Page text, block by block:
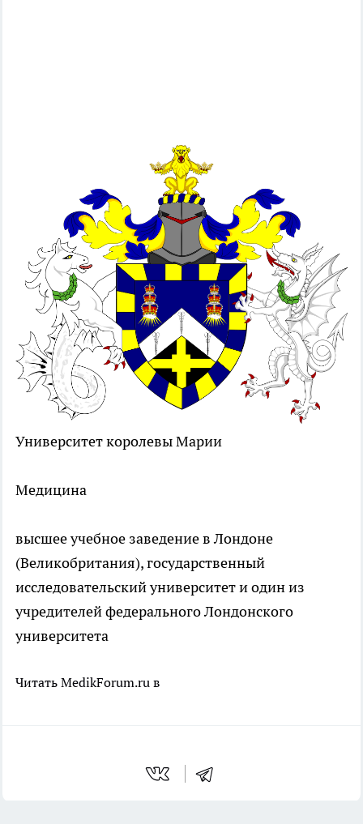
Университет королевы Марии
Медицина
высшее учебное заведение в Лондоне
(Великобритания), государственный
исследовательский университет и один из
учредителей федерального Лондонского
университета
Читать MedikForum.ru в